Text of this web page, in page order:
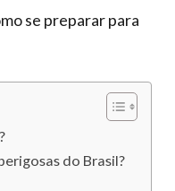
se preparar para
do Brasil?